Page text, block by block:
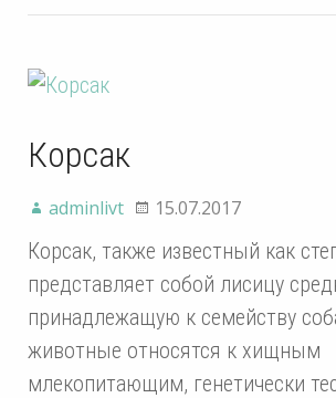
Корсак
adminlivt 15.07.2017
Корсак, также известный как
представляет собой лисицу
принадлежащую к семейству
животные относятся к хищным
млекопитающим, генетически